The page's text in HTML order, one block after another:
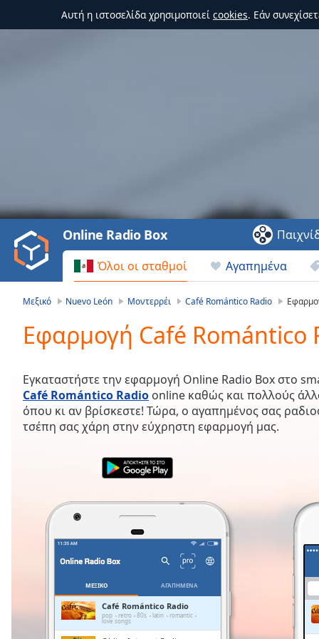
Αυτή η ιστοσελίδα χρησιμοποιεί cookies. Εάν
Play
Video
Play
Backward
Skip
Current
Time0:00
Duration
Loaded:
0.00%
Stream
Remaining
Όλοι οι σταθμοί Αγαπημένα
Online Radio Box
Μεξικό Nuevo León Μοντερρέι Café Romántico Radio
Εφαρμογή Café Romántico
Εγκαταστήστε την εφαρμογή Online Radio Box στο
Café Romántico Radio online καθώς και πολλούς
όπου κι αν βρίσκεστε! Τώρα, ο αγαπημένος σας
τσέπη σας χάρη στην εύχρηστη εφαρμογή μας.
ΜΕΞΙΚΌ ΑΓΑΠΗΜΈΝΑ
Café Romántico Radio
pop retro 80s latin romantic
love songs